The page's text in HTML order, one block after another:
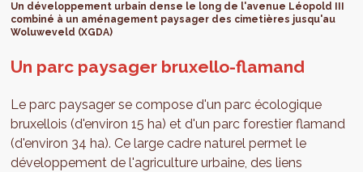
Un développement urbain dense le long de l'avenue Léopold III
combiné à un aménagement paysager des cimetières jusqu'au
Woluweveld (XGDA)
Un parc paysager bruxello-flamand
Le parc paysager se compose d'un parc écologique
bruxellois (d'environ 15 ha) et d'un parc forestier flamand
(d'environ 34 ha). Ce large cadre naturel permet le
développement de l'agriculture urbaine, des liens